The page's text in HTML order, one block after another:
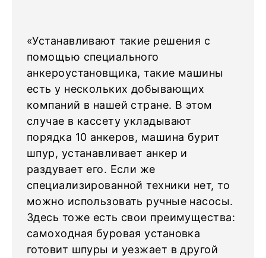
«Устанавливают такие решения с
помощью специального
анкероустановщика, такие машины
есть у нескольких добывающих
компаний в нашей стране. В этом
случае в кассету укладывают
порядка 10 анкеров, машина бурит
шпур, устанавливает анкер и
раздувает его. Если же
специализированной техники нет, то
можно использовать ручные насосы.
Здесь тоже есть свои преимущества:
самоходная буровая установка
готовит шпуры и уезжает в другой